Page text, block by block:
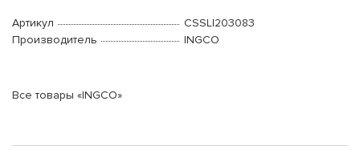
Артикул
CSSLI203083
Производитель
INGCO
Все товары «INGCO»